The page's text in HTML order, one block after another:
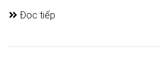
Đọc tiếp